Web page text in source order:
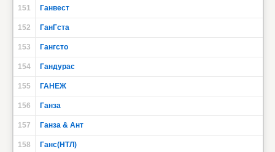
151 Ганвест
152 ГанГста
153 Гангсто
154 Гандурас
155 ГАНЕЖ
156 Ганза
157 Ганза & Ант
158 Ганс(НТЛ)